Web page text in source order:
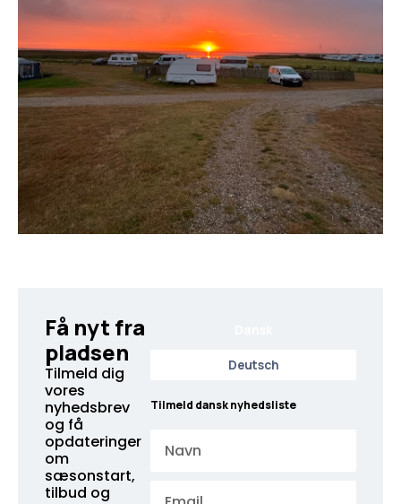
Få nyt fra
pladsen
Tilmeld dig
vores
nyhedsbrev
og få
opdateringer
om
sæsonstart,
tilbud og
Deutsch
Tilmeld dansk nyhedsliste